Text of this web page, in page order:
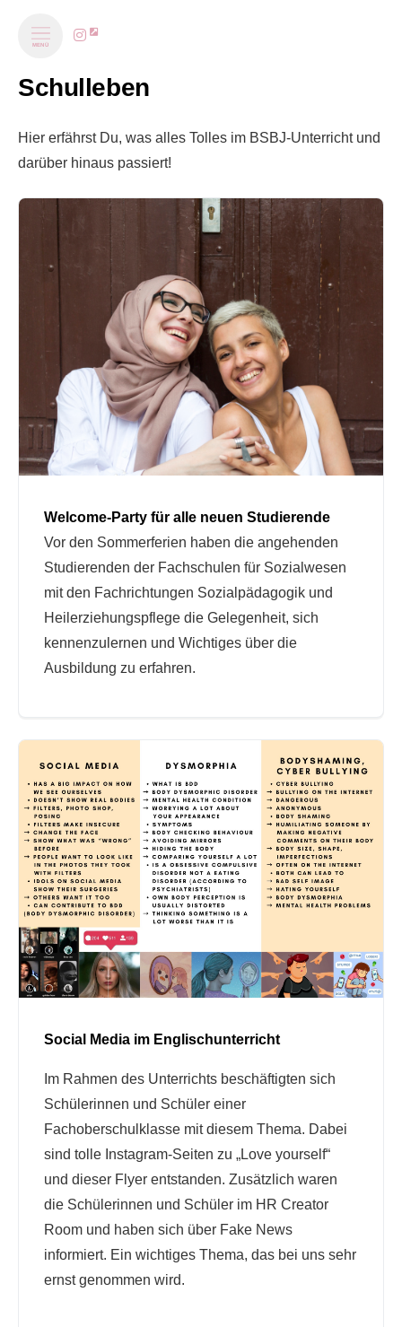
MENÜ
Schulleben
Hier erfährst Du, was alles Tolles im BSBJ-Unterricht und
darüber hinaus passiert!
Welcome-Party für alle neuen Studierende
Vor den Sommerferien haben die angehenden
Studierenden der Fachschulen für Sozialwesen
mit den Fachrichtungen Sozialpädagogik und
Heilerziehungspflege die Gelegenheit, sich
kennenzulernen und Wichtiges über die
Ausbildung zu erfahren.
Social Media im Englischunterricht
Im Rahmen des Unterrichts beschäftigten sich
Schülerinnen und Schüler einer
Fachoberschulklasse mit diesem Thema. Dabei
sind tolle Instagram-Seiten zu „Love yourself“
und dieser Flyer entstanden. Zusätzlich waren
die Schülerinnen und Schüler im HR Creator
Room und haben sich über Fake News
informiert. Ein wichtiges Thema, das bei uns sehr
ernst genommen wird.